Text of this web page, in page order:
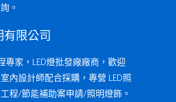
。
限公司
專家，LED燈批發廠廠商，歡迎
內設計師配合採購，專營 LED照
程/節能補助案申請/照明燈飾。